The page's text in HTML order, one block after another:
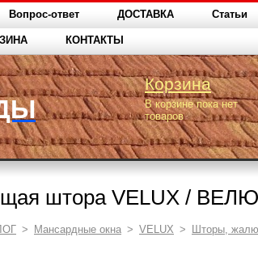
Вопрос-ответ ДОСТАВКА Статьи
КОНТАКТЫ
Корзина
В корзине пока нет
товаров
штора VELUX /
> Мансардные окна > VELUX > Шторы,